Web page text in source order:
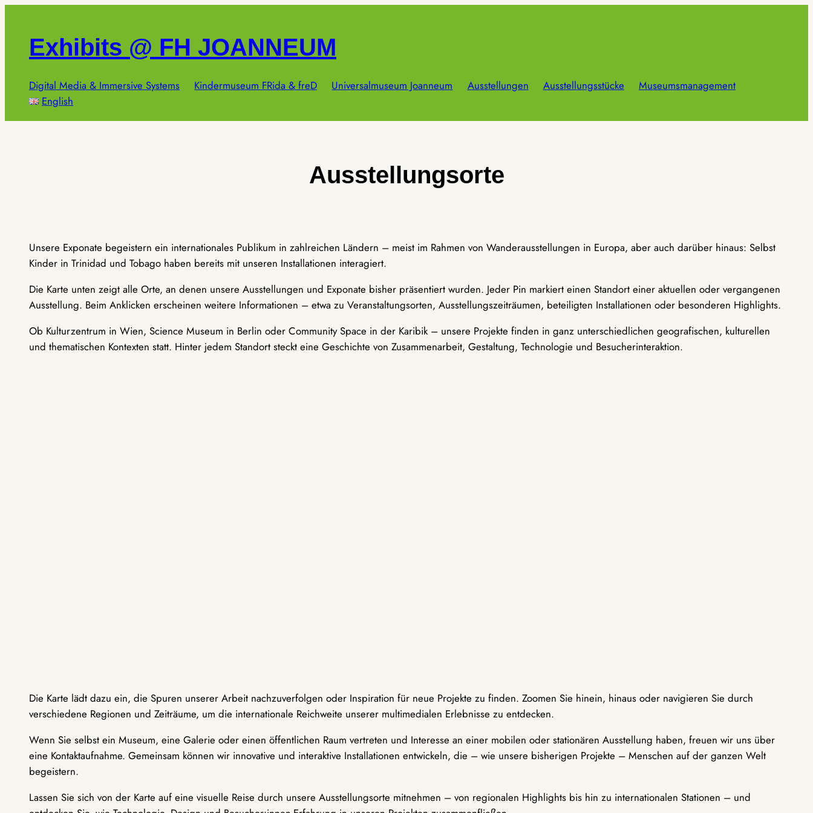
springenExhibits @ FH JOANNEUM
Digital Media & Immersive Systems Kindermuseum FRida & freD Universalmuseum Joanneum Ausstellungen Ausstellungsstücke
Museumsmanagement
English
Ausstellungsorte
Unsere Exponate begeistern ein internationales Publikum in zahlreichen Ländern – meist im Rahmen von Wanderausstellungen in Europa, aber auch darüber hinaus: Selbst
Kinder in Trinidad und Tobago haben bereits mit unseren Installationen interagiert.
Die Karte unten zeigt alle Orte, an denen unsere Ausstellungen und Exponate bisher präsentiert wurden. Jeder Pin markiert einen Standort einer aktuellen oder vergangenen
Ausstellung. Beim Anklicken erscheinen weitere Informationen – etwa zu Veranstaltungsorten, Ausstellungszeiträumen, beteiligten Installationen oder besonderen Highlights.
Ob Kulturzentrum in Wien, Science Museum in Berlin oder Community Space in der Karibik – unsere Projekte finden in ganz unterschiedlichen geografischen, kulturellen
und thematischen Kontexten statt. Hinter jedem Standort steckt eine Geschichte von Zusammenarbeit, Gestaltung, Technologie und Besucherinteraktion.
Die Karte lädt dazu ein, die Spuren unserer Arbeit nachzuverfolgen oder Inspiration für neue Projekte zu finden. Zoomen Sie hinein, hinaus oder navigieren Sie durch
verschiedene Regionen und Zeiträume, um die internationale Reichweite unserer multimedialen Erlebnisse zu entdecken.
Wenn Sie selbst ein Museum, eine Galerie oder einen öffentlichen Raum vertreten und Interesse an einer mobilen oder stationären Ausstellung haben, freuen wir uns über
eine Kontaktaufnahme. Gemeinsam können wir innovative und interaktive Installationen entwickeln, die – wie unsere bisherigen Projekte – Menschen auf der ganzen Welt
begeistern.
Lassen Sie sich von der Karte auf eine visuelle Reise durch unsere Ausstellungsorte mitnehmen – von regionalen Highlights bis hin zu internationalen Stationen – und